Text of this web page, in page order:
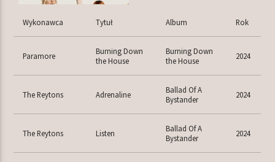
CENTRUM WYNALAZKÓW
22:00
Wykonawca Tytuł Album Rok
Paramore
Burning Down
the House
Burning Down
the House
2024
The Reytons Adrenaline
Ballad Of A
Bystander
2024
The Reytons Listen
Ballad Of A
Bystander
2024